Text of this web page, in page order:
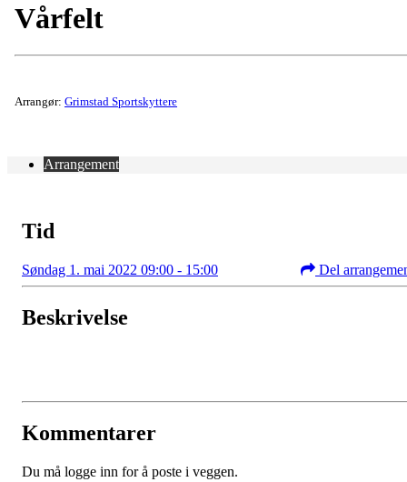
Vårfelt
Arrangør: Grimstad Sportskyttere
Arrangement
Tid
Søndag 1. mai 2022 09:00 - 15:00 Del
Beskrivelse
Kommentarer
Du må logge inn for å poste i veggen.